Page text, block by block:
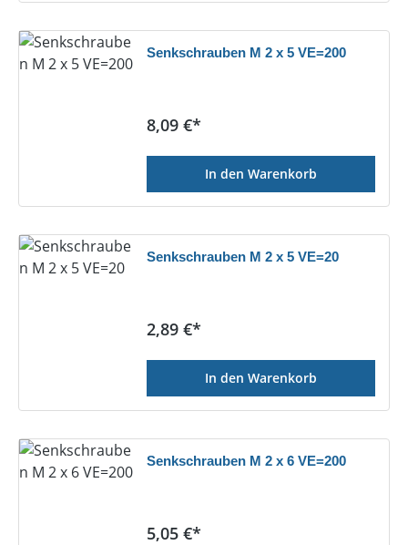
Senkschrauben M 2 x 5 VE=200
Regulärer Preis:
8,09 €*
In den Warenkorb
Senkschrauben M 2 x 5 VE=20
Regulärer Preis:
2,89 €*
In den Warenkorb
Senkschrauben M 2 x 6 VE=200
Regulärer Preis:
5,05 €*